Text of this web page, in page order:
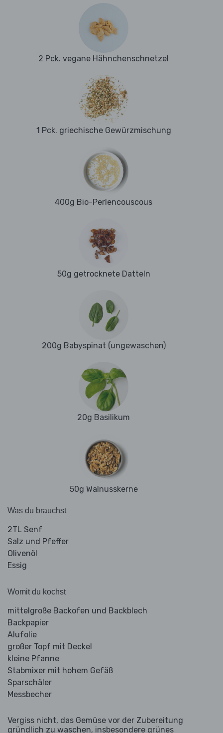
2 Pck. vegane Hähnchenschnetzel
1 Pck. griechische Gewürzmischung
400g Bio-Perlencouscous
50g getrocknete Datteln
200g Babyspinat (ungewaschen)
20g Basilikum
50g Walnusskerne
Was du brauchst
2TL Senf
Salz und Pfeffer
Olivenöl
Essig
Womit du kochst
mittelgroße Backofen und Backblech
Backpapier
Alufolie
großer Topf mit Deckel
kleine Pfanne
Stabmixer mit hohem Gefäß
Sparschäler
Messbecher
Vergiss nicht, das Gemüse vor der Zubereitung
gründlich zu waschen, insbesondere grünes